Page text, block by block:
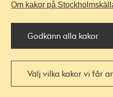
Om kakor på
Godkänn alla kakor
Välj vilka kakor vi får